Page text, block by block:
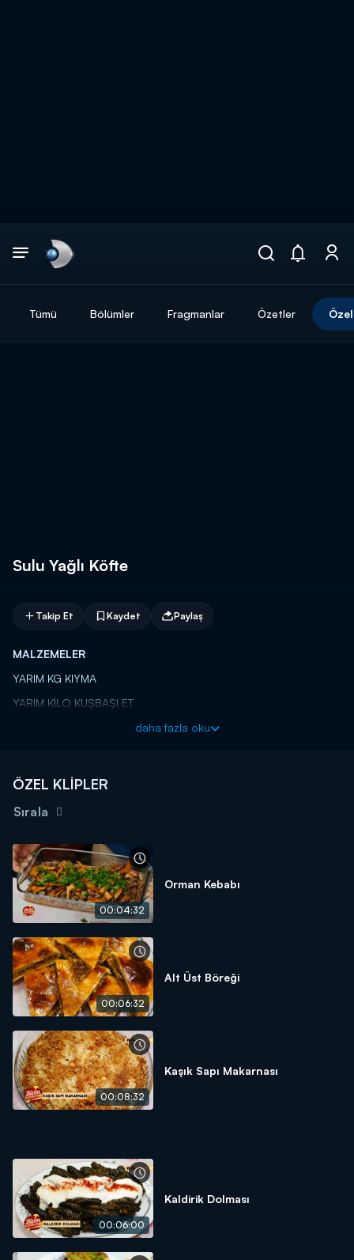
Tümü Bölümler Fragmanlar Özetler
Sulu Yağlı Köfte
Takip Et Kaydet Paylaş
MALZEMELER
YARIM KG KIYMA
YARIM KİLO KUŞBAŞI ET
3 DOMATES
2 ADET KIRMIZI SOĞAN
1 YEMEK KAŞIĞI ACI BİBER SALÇASI
MARGARİN VE SIVI YAĞ
TUZ, TOZ KIRMIZIBİBER
daha fazla oku
ÖZEL KLİPLER
Sırala
00:04:32
Orman Kebabı
00:06:32
Alt Üst Böreği
00:08:32
Kaşık Sapı Makarnası
00:06:00
Kaldirik Dolması